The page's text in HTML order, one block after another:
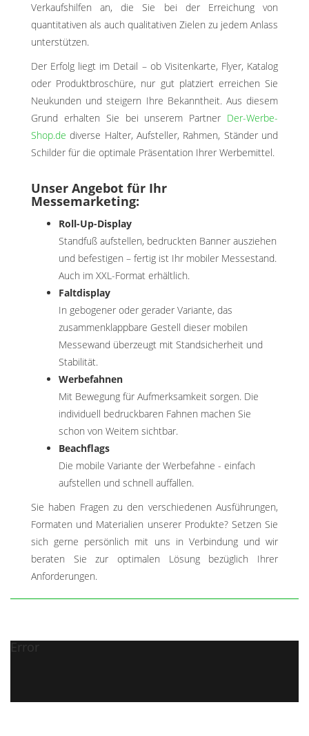
Verkaufshilfen an, die Sie bei der Erreichung von
quantitativen als auch qualitativen Zielen zu jedem Anlass
unterstützen.
Der Erfolg liegt im Detail – ob Visitenkarte, Flyer, Katalog
oder Produktbroschüre, nur gut platziert erreichen Sie
Neukunden und steigern Ihre Bekanntheit. Aus diesem
Grund erhalten Sie bei unserem Partner Der-Werbe-
Shop.de diverse Halter, Aufsteller, Rahmen, Ständer und
Schilder für die optimale Präsentation Ihrer Werbemittel.
Unser Angebot für Ihr
Messemarketing:
Roll-Up-Display
Standfuß aufstellen, bedruckten Banner ausziehen
und befestigen – fertig ist Ihr mobiler Messestand.
Auch im XXL-Format erhältlich.
Faltdisplay
In gebogener oder gerader Variante, das
zusammenklappbare Gestell dieser mobilen
Messewand überzeugt mit Standsicherheit und
Stabilität.
Werbefahnen
Mit Bewegung für Aufmerksamkeit sorgen. Die
individuell bedruckbaren Fahnen machen Sie
schon von Weitem sichtbar.
Beachflags
Die mobile Variante der Werbefahne - einfach
aufstellen und schnell auffallen.
Sie haben Fragen zu den verschiedenen Ausführungen,
Formaten und Materialien unserer Produkte? Setzen Sie
sich gerne persönlich mit uns in Verbindung und wir
beraten Sie zur optimalen Lösung bezüglich Ihrer
Anforderungen.
Error